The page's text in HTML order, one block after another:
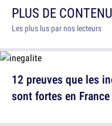
PLUS DE
Les plus lus par nos lecteurs
12 preuves que les
sont fortes en France